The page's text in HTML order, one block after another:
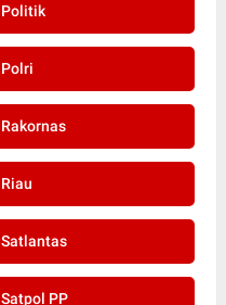
Politik
Polri
Rakornas
Riau
Satlantas
Satpol PP